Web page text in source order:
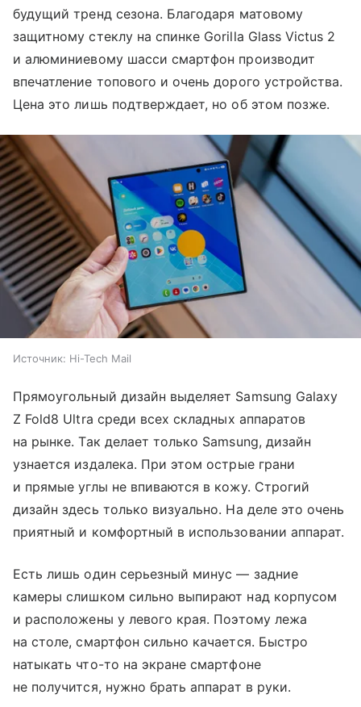
будущий тренд сезона. Благодаря матовому
защитному стеклу на спинке Gorilla Glass Victus 2
и алюминиевому шасси смартфон производит
впечатление топового и очень дорого устройства.
Цена это лишь подтверждает, но об этом позже.
Источник: Hi-Tech Mail
Прямоугольный дизайн выделяет Samsung Galaxy
Z Fold8 Ultra среди всех складных аппаратов
на рынке. Так делает только Samsung, дизайн
узнается издалека. При этом острые грани
и прямые углы не впиваются в кожу. Строгий
дизайн здесь только визуально. На деле это очень
приятный и комфортный в использовании аппарат.
Есть лишь один серьезный минус — задние
камеры слишком сильно выпирают над корпусом
и расположены у левого края. Поэтому лежа
на столе, смартфон сильно качается. Быстро
натыкать что-то на экране смартфоне
не получится, нужно брать аппарат в руки.